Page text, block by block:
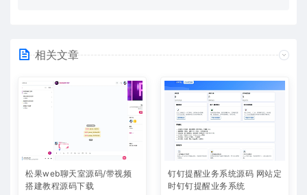
相关文章
松果web聊天室源码/带视频
搭建教程源码下载
钉钉提醒业务系统源码 网站定
时钉钉提醒业务系统